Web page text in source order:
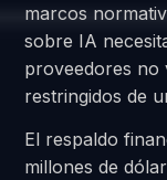
marcos
sobre IA
proveedores no
restringidos de
El respaldo
millones de